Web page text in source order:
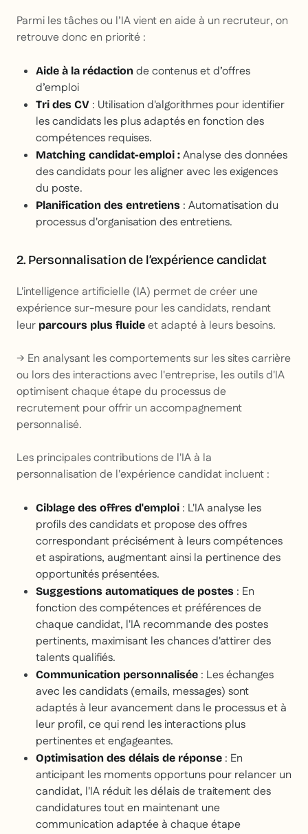
Parmi les tâches ou l’IA vient en aide à un recruteur, on
retrouve donc en priorité :
Aide à la rédaction de contenus et d’offres
d’emploi
Tri des CV : Utilisation d'algorithmes pour identifier
les candidats les plus adaptés en fonction des
compétences requises.
Matching candidat-emploi : Analyse des données
des candidats pour les aligner avec les exigences
du poste.
Planification des entretiens : Automatisation du
processus d'organisation des entretiens.
2. Personnalisation de l’expérience candidat
L'intelligence artificielle (IA) permet de créer une
expérience sur-mesure pour les candidats, rendant
leur parcours plus fluide et adapté à leurs besoins.
→ En analysant les comportements sur les sites carrière
ou lors des interactions avec l'entreprise, les outils d'IA
optimisent chaque étape du processus de
recrutement pour offrir un accompagnement
personnalisé.
Les principales contributions de l'IA à la
personnalisation de l'expérience candidat incluent :
Ciblage des offres d'emploi : L'IA analyse les
profils des candidats et propose des offres
correspondant précisément à leurs compétences
et aspirations, augmentant ainsi la pertinence des
opportunités présentées.
Suggestions automatiques de postes : En
fonction des compétences et préférences de
chaque candidat, l'IA recommande des postes
pertinents, maximisant les chances d'attirer des
talents qualifiés.
Communication personnalisée : Les échanges
avec les candidats (emails, messages) sont
adaptés à leur avancement dans le processus et à
leur profil, ce qui rend les interactions plus
pertinentes et engageantes.
Optimisation des délais de réponse : En
anticipant les moments opportuns pour relancer un
candidat, l'IA réduit les délais de traitement des
candidatures tout en maintenant une
communication adaptée à chaque étape